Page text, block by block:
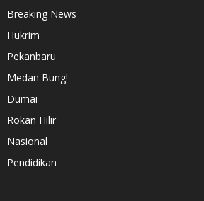
Breaking News
Hukrim
Pekanbaru
Medan Bung!
Dumai
Rokan Hilir
Nasional
Pendidikan